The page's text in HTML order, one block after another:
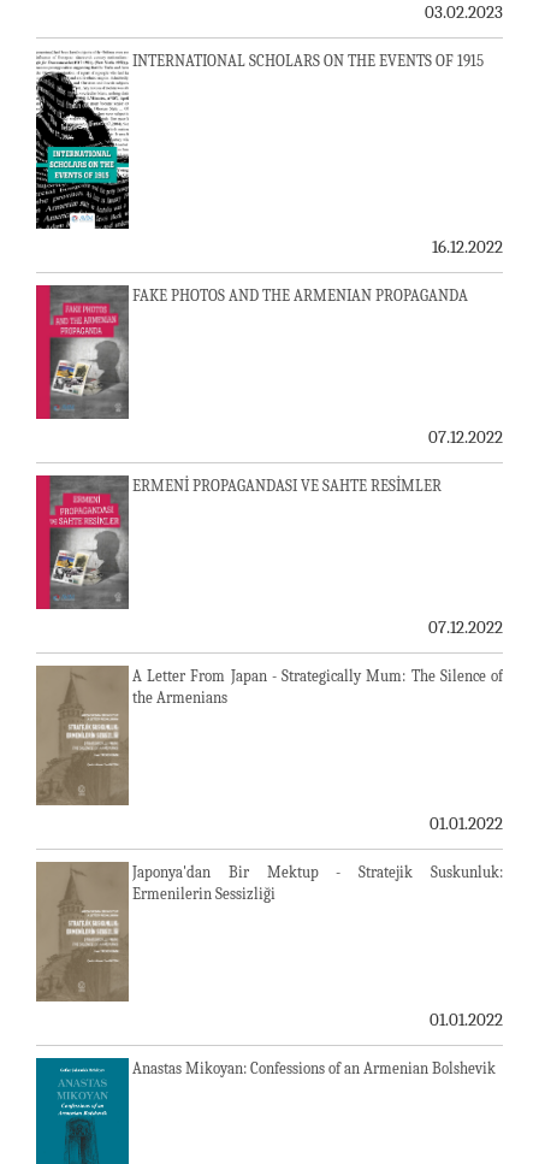
03.02.2023
INTERNATIONAL SCHOLARS ON THE EVENTS OF 1915
16.12.2022
FAKE PHOTOS AND THE ARMENIAN PROPAGANDA
07.12.2022
ERMENİ PROPAGANDASI VE SAHTE RESİMLER
07.12.2022
A Letter From Japan - Strategically Mum: The Silence of
the Armenians
01.01.2022
Japonya'dan Bir Mektup - Stratejik Suskunluk:
Ermenilerin Sessizliği
01.01.2022
Anastas Mikoyan: Confessions of an Armenian Bolshevik